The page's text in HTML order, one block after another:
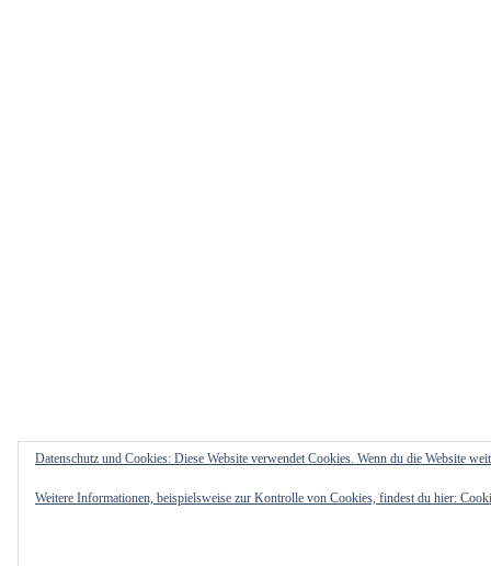
Datenschutz und Cookies: Diese Website verwendet Cookies. Wenn du die Website
Weitere Informationen, beispielsweise zur Kontrolle von Cookies, findest du hier: